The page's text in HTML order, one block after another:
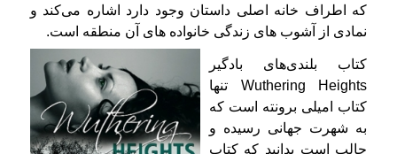
که اطراف خانه اصلی داستان وجود دارد اشاره می‌کند و
نمادی از آشوب های زندگی خانواده های آن منطقه است.
كتاب بلندی‌های بادگیر
Wuthering Heights تنها
كتاب امیلی برونته است كه
به شهرت جهانی رسیده و
جالب است بدانید كه كتاب